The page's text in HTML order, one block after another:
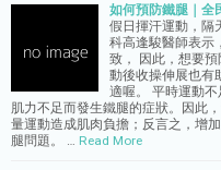
如何預防鐵腿｜全
假日揮汗運動，隔
科高逢駿醫師表示
致， 因此，想要
動後收操伸展也有
適喔。 平時運動
肌力不足而發生鐵腿的症狀。因此
量運動造成肌肉負擔；反言之，增
腿問題。 …
Read More